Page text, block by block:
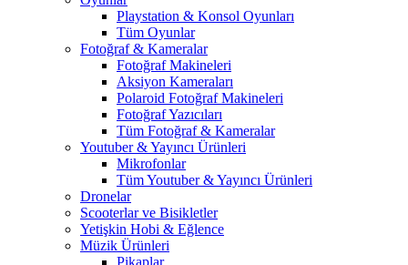
Playstation & Konsol Oyunları
Tüm Oyunlar
Fotoğraf & Kameralar
Fotoğraf Makineleri
Aksiyon Kameraları
Polaroid Fotoğraf Makineleri
Fotoğraf Yazıcıları
Tüm Fotoğraf & Kameralar
Youtuber & Yayıncı Ürünleri
Mikrofonlar
Tüm Youtuber & Yayıncı Ürünleri
Dronelar
Scooterlar ve Bisikletler
Yetişkin Hobi & Eğlence
Müzik Ürünleri
Pikaplar